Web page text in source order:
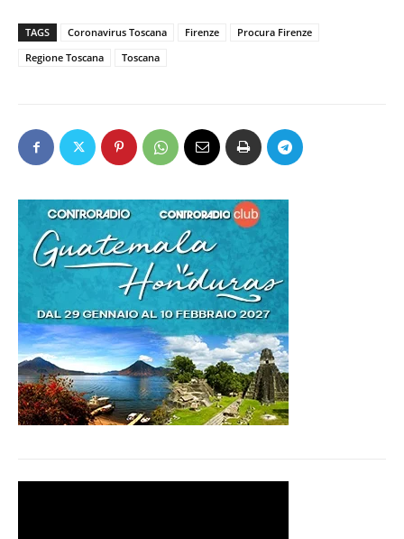
TAGS Coronavirus Toscana Firenze
Procura Firenze
Regione Toscana
Toscana